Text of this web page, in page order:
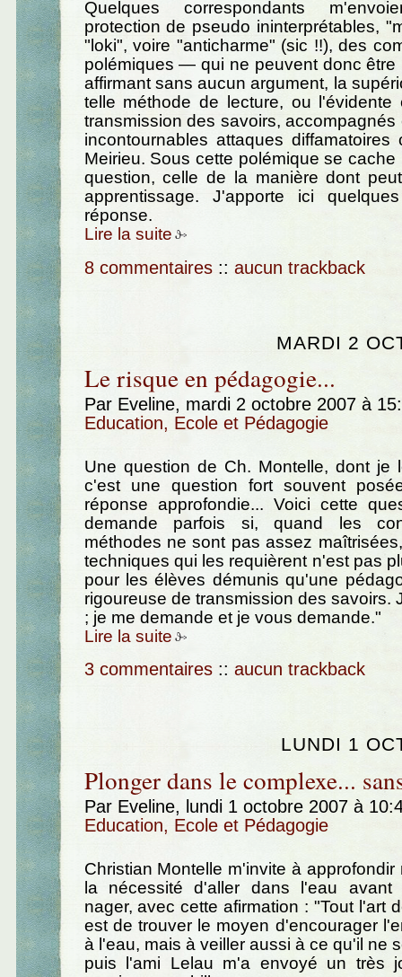
Quelques correspondants
protection de pseudo ininterprétables,
"loki", voire "anticharme" (sic !!), des
polémiques — qui ne peuvent donc
affirmant sans aucun argument, la
telle méthode de lecture, ou l'évidente
transmission des savoirs, accompagnés
incontournables attaques diffamatoires
Meirieu. Sous cette polémique se cache
question, celle de la manière dont
apprentissage. J'apporte ici
réponse.
Lire la suite
8 commentaires :: aucun trackback
MARDI 2
Le risque en pédagogie...
Par Eveline, mardi 2 octobre 2007 à
Education, Ecole et Pédagogie
Une question de Ch. Montelle, dont je
c'est une question fort souvent
réponse approfondie... Voici cette
demande parfois si, quand les
méthodes ne sont pas assez
techniques qui les requièrent n'est pas
pour les élèves démunis qu'une
rigoureuse de transmission des savoirs.
; je me demande et je vous demande."
Lire la suite
3 commentaires :: aucun trackback
LUNDI 1
Plonger dans le complexe...
Par Eveline, lundi 1 octobre 2007 à
Education, Ecole et Pédagogie
Christian Montelle m'invite à
la nécessité d'aller dans l'eau avant
nager, avec cette afirmation : "Tout l'art
est de trouver le moyen d'encourager
à l'eau, mais à veiller aussi à ce qu'il ne
puis l'ami Lelau m'a envoyé un très